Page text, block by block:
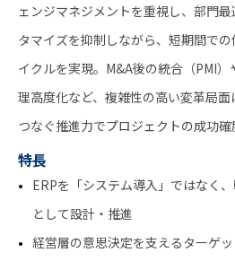
ェンジマネジメントを重視し、部門
タマイズを抑制しながら、短期間で
イクルを実現。M&A後の統合（PMI
理高度化など、複雑性の高い変革局
つなぐ推進力でプロジェクトの成功確
特長
ERPを「システム導入」ではなく
として設計・推進
経営層の意思決定を支えるターゲ